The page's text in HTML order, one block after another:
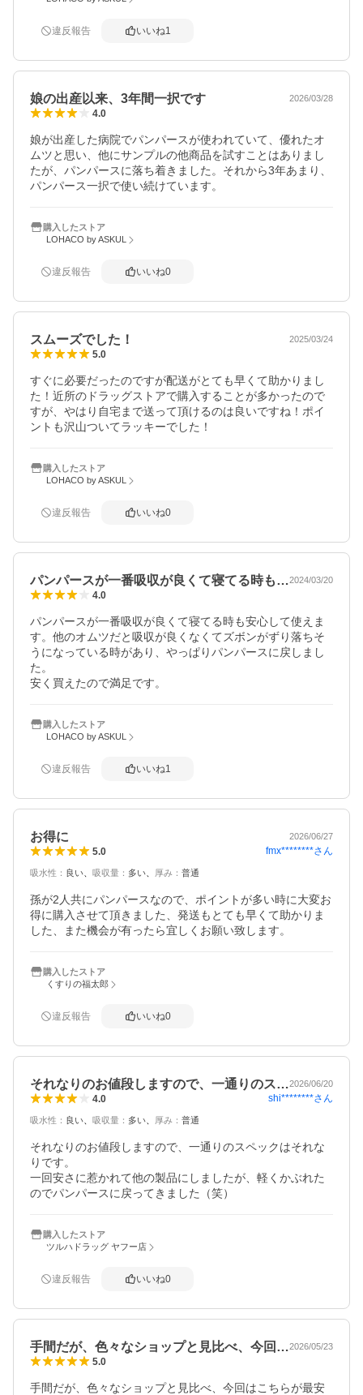
違反報告 いいね1
娘の出産以来、3年間一択です 2026/03/28
4.0
娘が出産した病院でパンパースが使われていて、優れたオ
ムツと思い、他にサンプルの他商品を試すことはありまし
たが、パンパースに落ち着きました。それから3年あまり、
パンパース一択で使い続けています。
購入したストア
LOHACO by ASKUL
違反報告 いいね0
スムーズでした！ 2025/03/24
5.0
すぐに必要だったのですが配送がとても早くて助かりまし
た！近所のドラッグストアで購入することが多かったので
すが、やはり自宅まで送って頂けるのは良いですね！ポイ
ントも沢山ついてラッキーでした！
購入したストア
LOHACO by ASKUL
違反報告 いいね0
パンパースが一番吸収が良くて寝てる時も…2024/03/20
4.0
パンパースが一番吸収が良くて寝てる時も安心して使えま
す。他のオムツだと吸収が良くなくてズボンがずり落ちそ
うになっている時があり、やっぱりパンパースに戻しまし
た。
安く買えたので満足です。
購入したストア
LOHACO by ASKUL
違反報告 いいね1
お得に 2026/06/27
5.0 fmx********さん
吸水性 ： 良い 吸収量 ： 多い 厚み ： 普通
孫が2人共にパンパースなので、ポイントが多い時に大変お
得に購入させて頂きました、発送もとても早くて助かりま
した、また機会が有ったら宜しくお願い致します。
購入したストア
くすりの福太郎
違反報告 いいね0
それなりのお値段しますので、一通りのス…2026/06/20
4.0 shi********さん
吸水性 ： 良い 吸収量 ： 多い 厚み ： 普通
それなりのお値段しますので、一通りのスペックはそれな
りです。
一回安さに惹かれて他の製品にしましたが、軽くかぶれた
のでパンパースに戻ってきました（笑）
購入したストア
ツルハドラッグ ヤフー店
違反報告 いいね0
手間だが、色々なショップと見比べ、今回…2026/05/23
5.0
手間だが、色々なショップと見比べ、今回はこちらが最安